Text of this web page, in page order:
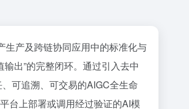
生产及跨链协同应用中的标准化与
出”的完整闭环。通过引入去中
可追溯、可交易的AIGC全生命
台上部署或调用经过验证的AI模